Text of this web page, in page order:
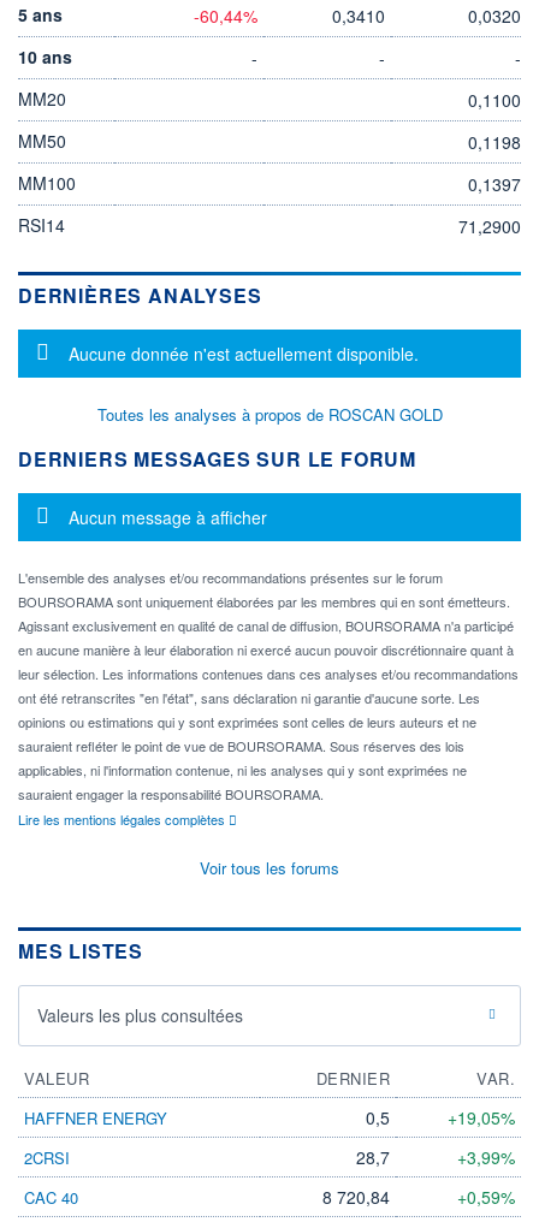
5 ans
-60,44% 0,3410
0,0320
10 ans
- -
-
MM20
0,1100
MM50
0,1198
MM100
0,1397
RSI14
71,2900
DERNIÈRES ANALYSES
Message d'information
Aucune donnée n'est actuellement disponible.
Toutes les analyses à propos de ROSCAN GOLD
DERNIERS MESSAGES SUR LE FORUM
Message d'information
Aucun message à afficher
L'ensemble des analyses et/ou recommandations présentes sur le forum
BOURSORAMA sont uniquement élaborées par les membres qui en sont émetteurs.
Agissant exclusivement en qualité de canal de diffusion, BOURSORAMA n'a participé
en aucune manière à leur élaboration ni exercé aucun pouvoir discrétionnaire quant à
leur sélection. Les informations contenues dans ces analyses et/ou recommandations
ont été retranscrites "en l'état", sans déclaration ni garantie d'aucune sorte. Les
opinions ou estimations qui y sont exprimées sont celles de leurs auteurs et ne
sauraient refléter le point de vue de BOURSORAMA. Sous réserves des lois
applicables, ni l'information contenue, ni les analyses qui y sont exprimées ne
sauraient engager la responsabilité BOURSORAMA.
Lire les mentions légales complètes
Voir tous les forums
MES LISTES
Valeurs les plus consultées
VALEUR DERNIER
VAR.
HAFFNER ENERGY
0,5 +19,05%
2CRSI 28,7 +3,99%
CAC 40 8 720,84 +0,59%